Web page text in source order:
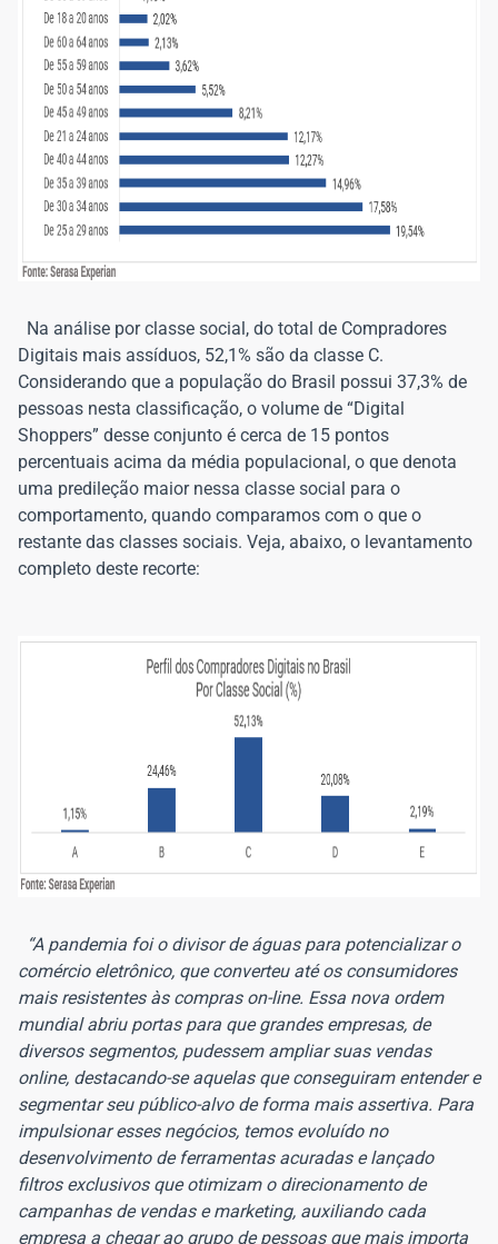
Na análise por classe social, do total de Compradores
Digitais mais assíduos, 52,1% são da classe C.
Considerando que a população do Brasil possui 37,3% de
pessoas nesta classificação, o volume de “Digital
Shoppers” desse conjunto é cerca de 15 pontos
percentuais acima da média populacional, o que denota
uma predileção maior nessa classe social para o
comportamento, quando comparamos com o que o
restante das classes sociais. Veja, abaixo, o levantamento
completo deste recorte:
“A pandemia foi o divisor de águas para potencializar o
comércio eletrônico, que converteu até os consumidores
mais resistentes às compras on-line. Essa nova ordem
mundial abriu portas para que grandes empresas, de
diversos segmentos, pudessem ampliar suas vendas
online, destacando-se aquelas que conseguiram entender e
segmentar seu público-alvo de forma mais assertiva. Para
impulsionar esses negócios, temos evoluído no
desenvolvimento de ferramentas acuradas e lançado
filtros exclusivos que otimizam o direcionamento de
campanhas de vendas e marketing, auxiliando cada
empresa a chegar ao grupo de pessoas que mais importa